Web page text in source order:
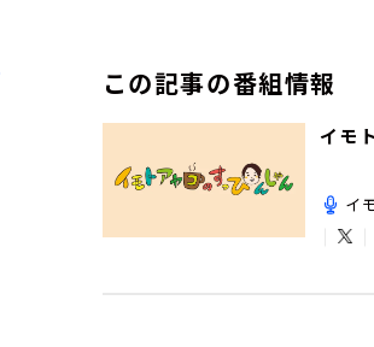
この記事の番組情報
イモ
イ